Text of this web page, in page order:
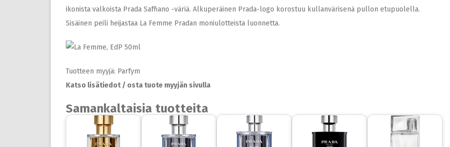
ikonista valkoista Prada Saffiano -väriä. Alkuperäinen Prada-logo korostuu kullanvärisenä pullon etupuolella.
Sisäinen peili heijastaa La Femme Pradan moniulotteista luonnetta. ​
Tuotteen myyjä: Parfym
Katso lisätiedot / osta tuote myyjän sivulla
Samankaltaisia tuotteita